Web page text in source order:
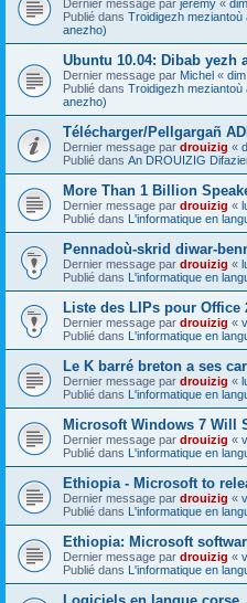
Dernier message par jeremy «
Publié dans Troidigezh
anezho)
Ubuntu 10.04: Dibab yezh
Dernier message par Michel «
Publié dans Troidigezh
anezho)
Télécharger/Pellgargañ
Dernier message par drouizig «
Publié dans An DROUIZIG
More Than 1 Billion
Dernier message par drouizig «
Publié dans L'informatique en
Pennadoù-skrid diwar-
Dernier message par drouizig «
Publié dans L'informatique en
Liste des LIPs pour Office
Dernier message par drouizig «
Publié dans L'informatique en
Le K barré breton a ses
Dernier message par drouizig «
Publié dans L'informatique en
Microsoft Windows 7 Will
Dernier message par drouizig «
Publié dans L'informatique en
Ethiopia - Microsoft to
Dernier message par drouizig «
Publié dans L'informatique en
Ethiopia: Microsoft
Dernier message par drouizig «
Publié dans L'informatique en
Logiciels en langue corse